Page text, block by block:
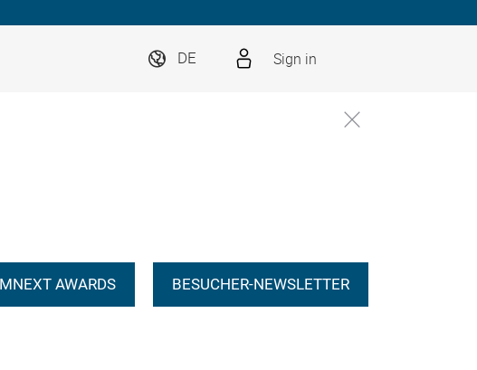
DE Sign in
AWARDS BESUCHER-NEWSLETTER